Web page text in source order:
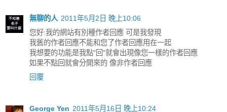
無聊的人 2011年5月2日 晚上10:06
您好:我的網站有別種作者回應 可是我發現
我舊的作者回應不能和您了作者回應用在一起
我想要的功能是我點"回"就會出現像您一樣的作者回應
如果不點回就會分開來的 像非作者回應
回覆
George Yen 2011年5月16日 晚上10:24